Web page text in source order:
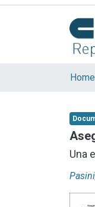
Home
Una